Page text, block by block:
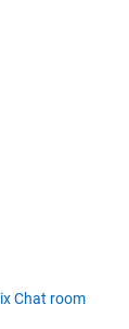
Chat room